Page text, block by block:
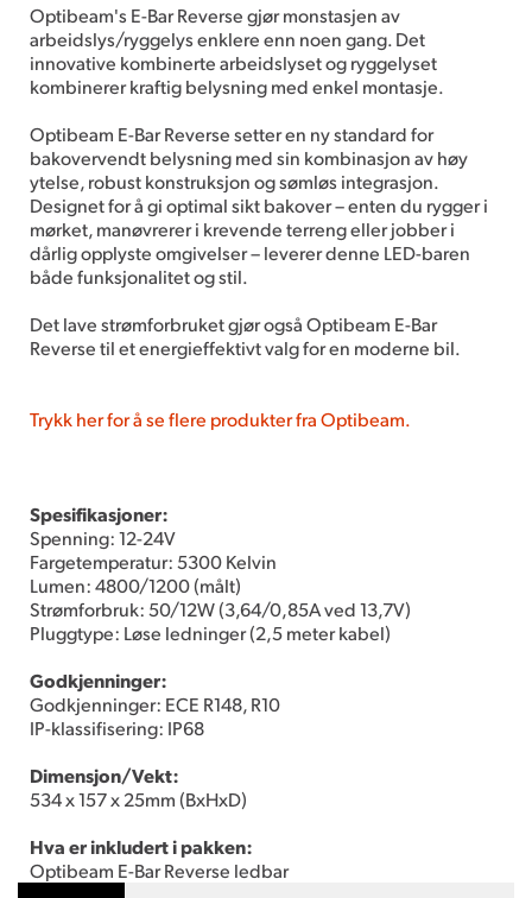
Optibeam's E-Bar Reverse gjør monstasjen av
arbeidslys/ryggelys enklere enn noen gang. Det
innovative kombinerte arbeidslyset og ryggelyset
kombinerer kraftig belysning med enkel montasje.
Optibeam E-Bar Reverse setter en ny standard for
bakovervendt belysning med sin kombinasjon av høy
ytelse, robust konstruksjon og sømløs integrasjon.
Designet for å gi optimal sikt bakover – enten du rygger i
mørket, manøvrerer i krevende terreng eller jobber i
dårlig opplyste omgivelser – leverer denne LED-baren
både funksjonalitet og stil.
Det lave strømforbruket gjør også Optibeam E-Bar
Reverse til et energieffektivt valg for en moderne bil.
Trykk her for å se flere produkter fra Optibeam.
Spesifikasjoner:
Spenning: 12-24V
Fargetemperatur: 5300 Kelvin
Lumen: 4800/1200 (målt)
Strømforbruk: 50/12W (3,64/0,85A ved 13,7V)
Pluggtype: Løse ledninger (2,5 meter kabel)
Godkjenninger:
Godkjenninger: ECE R148, R10
IP-klassifisering: IP68
Dimensjon/Vekt:
534 x 157 x 25mm (BxHxD)
Hva er inkludert i pakken:
Optibeam E-Bar Reverse ledbar